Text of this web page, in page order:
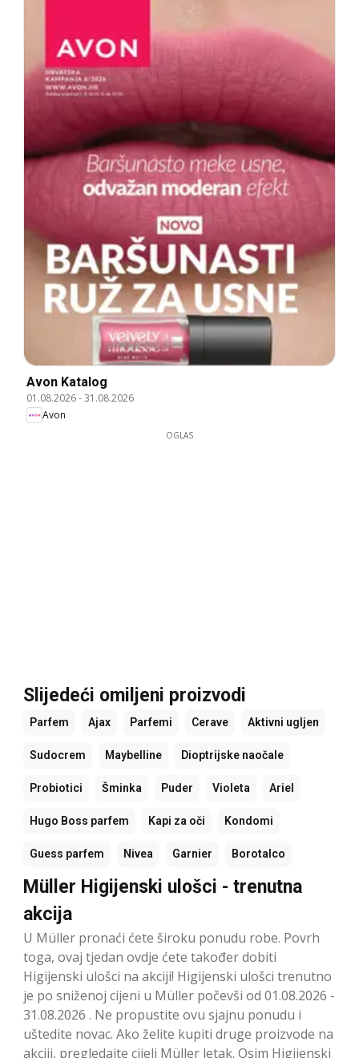
Avon Katalog
01.08.2026-31.08.2026
Avon
OGLAS
Slijedeći omiljeni proizvodi
Parfem Ajax Parfemi Cerave Aktivni ugljen
Sudocrem Maybelline Dioptrijske naočale
Probiotici Šminka Puder Violeta Ariel
Hugo Boss parfem Kapi za oči Kondomi
Guess parfem Nivea Garnier Borotalco
Müller Higijenski ulošci - trenutna
akcija
U Müller pronaći ćete široku ponudu robe. Povrh
toga, ovaj tjedan ovdje ćete također dobiti
Higijenski ulošci na akciji! Higijenski ulošci trenutno
je po sniženoj cijeni u Müller počevši od 01.08.2026 -
31.08.2026 . Ne propustite ovu sjajnu ponudu i
uštedite novac. Ako želite kupiti druge proizvode na
akciji, pregledajte cijeli Müller letak. Osim Higijenski